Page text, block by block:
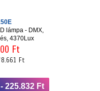
lámpa - DMX,
4370Lux
Ft
Ft
- 225.832 Ft